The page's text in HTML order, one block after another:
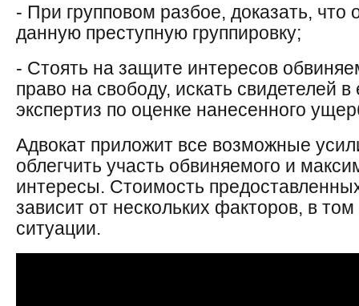
- При групповом разбое, доказать,
данную преступную группировку;
- Стоять на защите интересов
право на свободу, искать свидетелей в
экспертиз по оценке нанесенного
Адвокат приложит все возможные
облегчить участь обвиняемого и
интересы. Стоимость
зависит от нескольких факторов, в
ситуации.